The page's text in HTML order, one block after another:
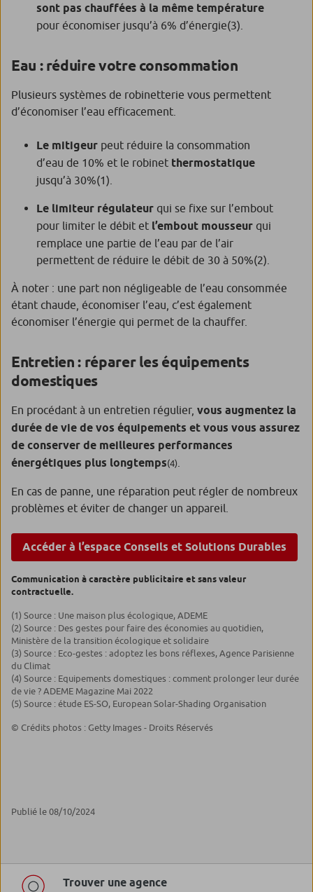
sont pas chauffées à la même température
pour économiser jusqu’à 6% d’énergie(3)
Eau : réduire votre consommation
Plusieurs systèmes de robinetterie vous permettent
d’économiser l’eau efficacement.
Le mitigeur peut réduire la consommation
d’eau de 10% et le robinet thermostatique
jusqu’à 30%(1)
Le limiteur régulateur qui se fixe sur l’embout
pour limiter le débit et l’embout mousseur qui
remplace une partie de l’eau par de l’air
permettent de réduire le débit de 30 à 50%(2)
À noter : une part non négligeable de l’eau consommée
étant chaude, économiser l’eau, c’est également
économiser l’énergie qui permet de la chauffer.
Entretien : réparer les équipements
domestiques
En procédant à un entretien régulier, vous augmentez la
durée de vie de vos équipements et vous vous assurez
de conserver de meilleures performances
énergétiques plus longtemps(4)
En cas de panne, une réparation peut régler de nombreux
problèmes et éviter de changer un appareil.
Accéder à l’espace Conseils et Solutions Durables
Communication à caractère publicitaire et sans valeur
contractuelle.
(1) Source : Une maison plus écologique, ADEME
(2) Source : Des gestes pour faire des économies au quotidien,
Ministère de la transition écologique et solidaire
(3) Source : Eco-gestes : adoptez les bons réflexes, Agence Parisienne
du Climat
(4) Source : Equipements domestiques : comment prolonger leur durée
de vie ? ADEME Magazine Mai 2022
(5) Source : étude ES-SO, European Solar-Shading Organisation
© Crédits photos : Getty Images - Droits Réservés
Publié le 08/10/2024
Trouver une agence